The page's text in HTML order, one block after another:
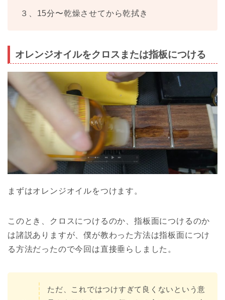
３、15分〜乾燥させてから乾拭き
オレンジオイルをクロスまたは指板につける
まずはオレンジオイルをつけます。
このとき、クロスにつけるのか、指板面につけるのか
は諸説ありますが、僕が教わった方法は指板面につけ
る方法だったので今回は直接垂らしました。
ただ、これではつけすぎて良くないという意